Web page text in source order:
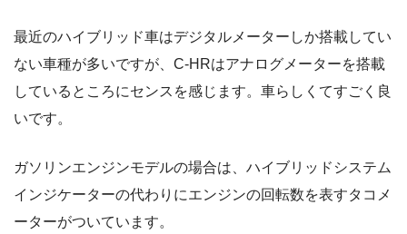
最近のハイブリッド車はデジタルメーターしか搭載してい
ない車種が多いですが、C-HRはアナログメーターを搭載
しているところにセンスを感じます。車らしくてすごく良
いです。
ガソリンエンジンモデルの場合は、ハイブリッドシステム
インジケーターの代わりにエンジンの回転数を表すタコメ
ーターがついています。